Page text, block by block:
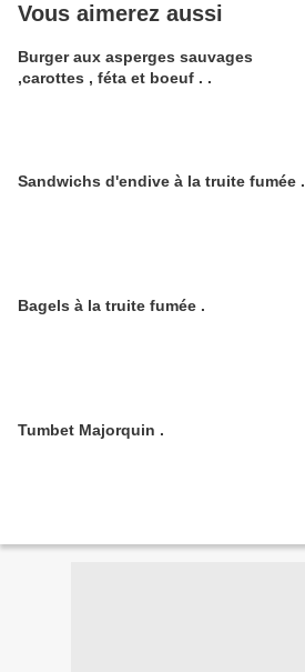
Vous aimerez aussi
Burger aux asperges sauvages
,carottes , féta et boeuf . .
Sandwichs d'endive à la truite fumée .
Bagels à la truite fumée .
Tumbet Majorquin .